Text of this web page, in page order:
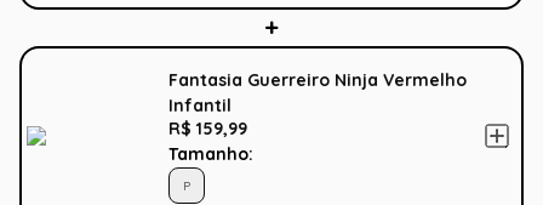
Fantasia Guerreiro Ninja Vermelho
Infantil
R$ 159,99
Tamanho:
P